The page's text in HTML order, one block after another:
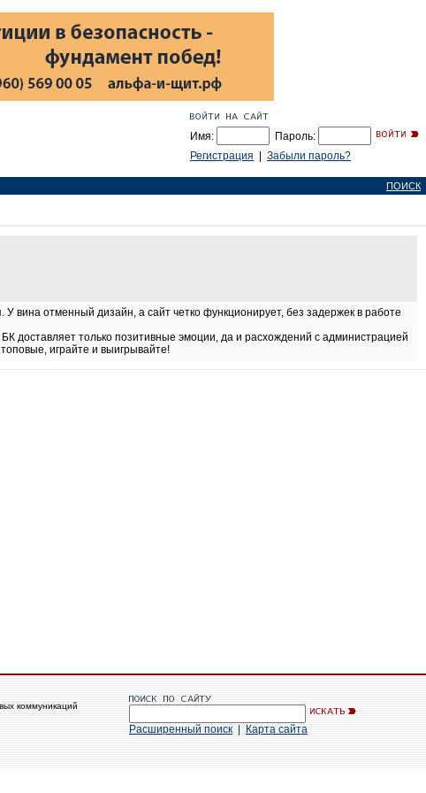
Имя:
Пароль:
Регистрация
Забыли пароль?
ПОИСК
У вина отменный дизайн, а сайт четко функционирует, без задержек в работе
доставляет только позитивные эмоции, да и расхождений с администрацией
играйте и выигрывайте!
коммуникаций
Расширенный поиск Карта сайта